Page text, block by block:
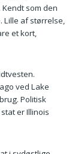
som den
Lille af størrelse,
et kort,
ved Lake
Politisk
er Illinois